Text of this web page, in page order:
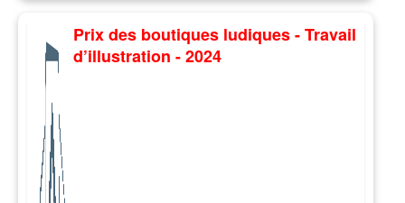
Prix des boutiques ludiques - Travail
d’illustration - 2024